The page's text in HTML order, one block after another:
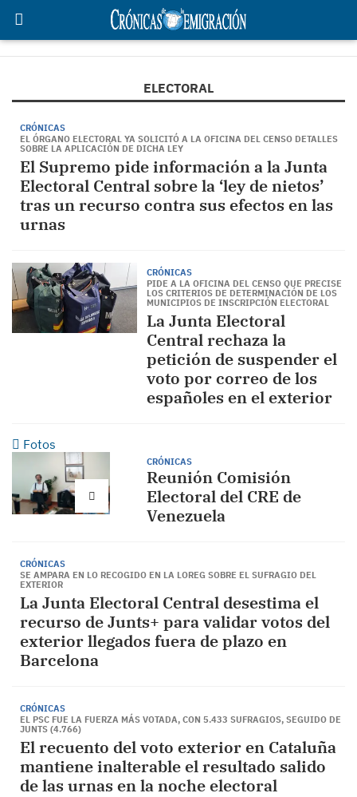
ELECTORAL
CRÓNICAS
EL ÓRGANO ELECTORAL YA SOLICITÓ A LA OFICINA DEL CENSO DETALLES
SOBRE LA APLICACIÓN DE DICHA LEY
El Supremo pide información a la Junta
Electoral Central sobre la ‘ley de nietos’
tras un recurso contra sus efectos en las
urnas
CRÓNICAS
PIDE A LA OFICINA DEL CENSO QUE PRECISE
LOS CRITERIOS DE DETERMINACIÓN DE LOS
MUNICIPIOS DE INSCRIPCIÓN ELECTORAL
La Junta Electoral
Central rechaza la
petición de suspender el
voto por correo de los
españoles en el exterior
Fotos
CRÓNICAS
Reunión Comisión
Electoral del CRE de
Venezuela
CRÓNICAS
SE AMPARA EN LO RECOGIDO EN LA LOREG SOBRE EL SUFRAGIO DEL
EXTERIOR
La Junta Electoral Central desestima el
recurso de Junts+ para validar votos del
exterior llegados fuera de plazo en
Barcelona
CRÓNICAS
EL PSC FUE LA FUERZA MÁS VOTADA, CON 5.433 SUFRAGIOS, SEGUIDO DE
JUNTS (4.766)
El recuento del voto exterior en Cataluña
mantiene inalterable el resultado salido
de las urnas en la noche electoral